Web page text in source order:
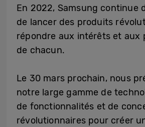
En 2022, Samsung continue
de lancer des produits
répondre aux intérêts et aux
de chacun.
Le 30 mars prochain, nous
notre large gamme de
de fonctionnalités et de
révolutionnaires pour créer